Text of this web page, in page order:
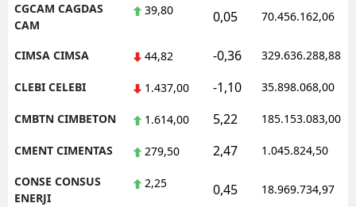
CGCAM CAGDAS
CAM
39,80 0,05 70.456.162,06
CIMSA CIMSA 44,82 -0,36 329.636.288,88
CLEBI CELEBI 1.437,00 -1,10 35.898.068,00
CMBTN CIMBETON 1.614,00 5,22 185.153.083,00
CMENT CIMENTAS 279,50 2,47 1.045.824,50
CONSE CONSUS
ENERJI
2,25 0,45 18.969.734,97